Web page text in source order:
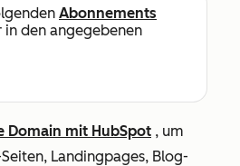
Abonnements
den angegebenen
Domain mit HubSpot , um
Landingpages, Blog-